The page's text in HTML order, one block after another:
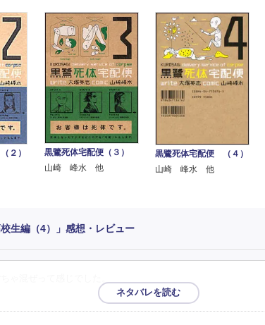
２）
黒鷺死体宅配便（３）
山崎 峰水 他
黒鷺死体宅配便 （４）
山崎 峰水 他
生編（4）」感想・レビュー